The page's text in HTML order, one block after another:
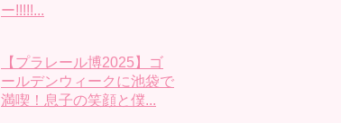
ー!!!!!...
【プラレール博2025】ゴ
ールデンウィークに池袋で
満喫！息子の笑顔と僕...